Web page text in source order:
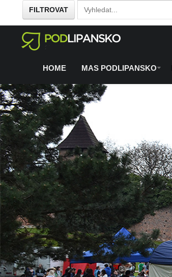
FILTROVAT
HOME MAS PODLIPANSKO
/ O regionu / Co se chystá